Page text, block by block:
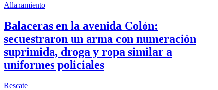
Allanamiento
Balaceras en la avenida Colón:
secuestraron un arma con numeración
suprimida, droga y ropa similar a
uniformes policiales
Rescate